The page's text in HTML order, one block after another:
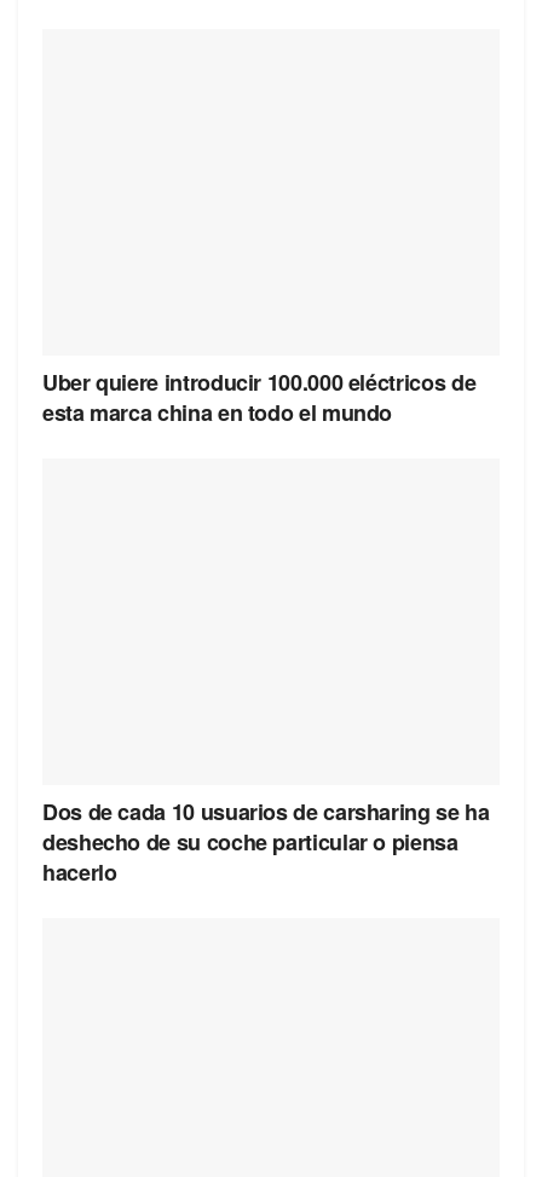
Uber quiere introducir 100.000 eléctricos de
esta marca china en todo el mundo
Dos de cada 10 usuarios de carsharing se ha
deshecho de su coche particular o piensa
hacerlo